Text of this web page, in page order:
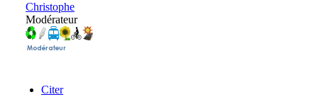
Christophe
Modérateur
Citer